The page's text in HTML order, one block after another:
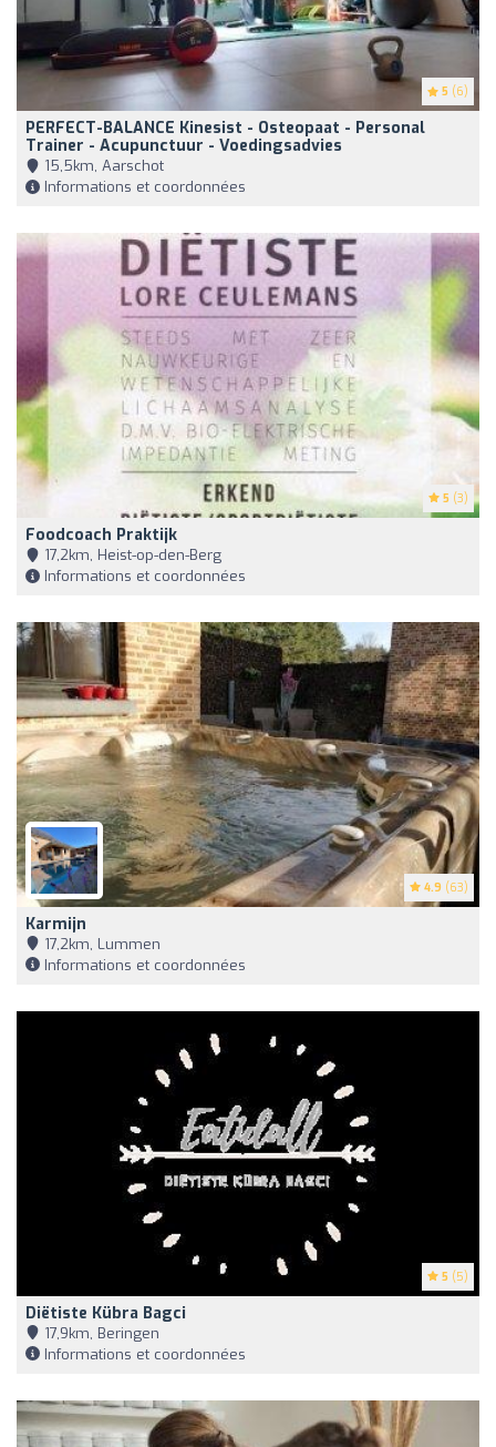
5 (6)
PERFECT-BALANCE Kinesist - Osteopaat - Personal
Trainer - Acupunctuur - Voedingsadvies
15,5km, Aarschot
Informations et coordonnées
5 (3)
Foodcoach Praktijk
17,2km, Heist-op-den-Berg
Informations et coordonnées
4.9 (63)
Karmijn
17,2km, Lummen
Informations et coordonnées
5 (5)
Diëtiste Kübra Bagci
17,9km, Beringen
Informations et coordonnées